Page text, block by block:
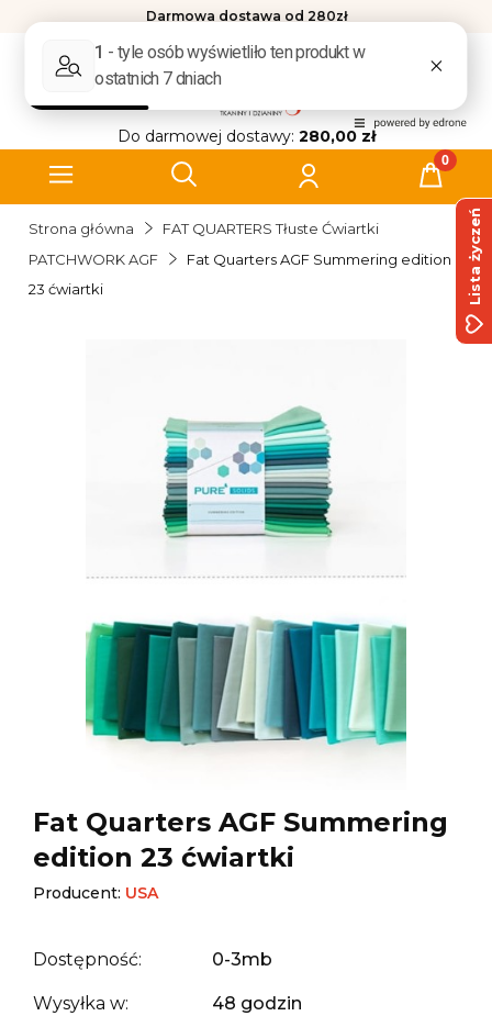
Darmowa dostawa od 280zł
Do darmowej dostawy: 280,00 zł
Strona główna
FAT QUARTERS Tłuste Ćwiartki
PATCHWORK AGF
Fat Quarters AGF Summering edition
23 ćwiartki
Fat Quarters AGF Summering
edition 23 ćwiartki
Producent: USA
Dostępność: 0-3mb
Wysyłka w: 48 godzin
Lista życzeń